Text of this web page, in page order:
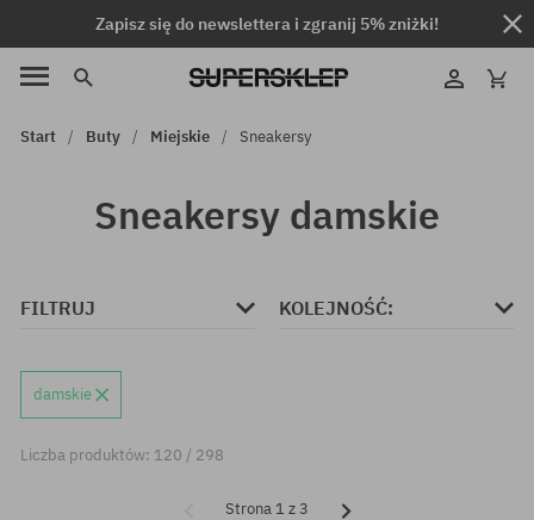
Zapisz się do newslettera i zgranij 5% zniżki!
Start Buty Miejskie Sneakersy
Sneakersy damskie
FILTRUJ KOLEJNOŚĆ:
damskie
Liczba produktów: 120 / 298
Strona 1 z 3